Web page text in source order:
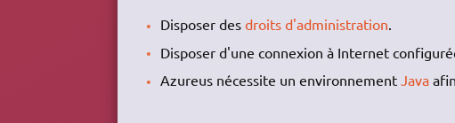
Disposer desdroits d'administration.
Disposer d'une connexion à Internet
Azureus nécessite un environnementJava